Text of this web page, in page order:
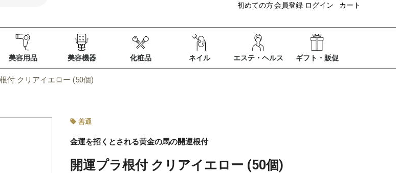
初めての方会員登録 ログイン カート
美容用品 美容機器 化粧品 ネイル エステ・ヘルス ギフト・販促
付 クリアイエロー (50個)
善通
金運を招くとされる黄金の馬の開運根付
開運プラ根付 クリアイエロー (50個)